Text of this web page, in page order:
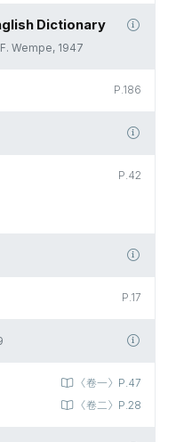
Dictionary
Wempe, 1947
P.186
P.42
P.17
〈卷一〉P.47
〈卷二〉P.28